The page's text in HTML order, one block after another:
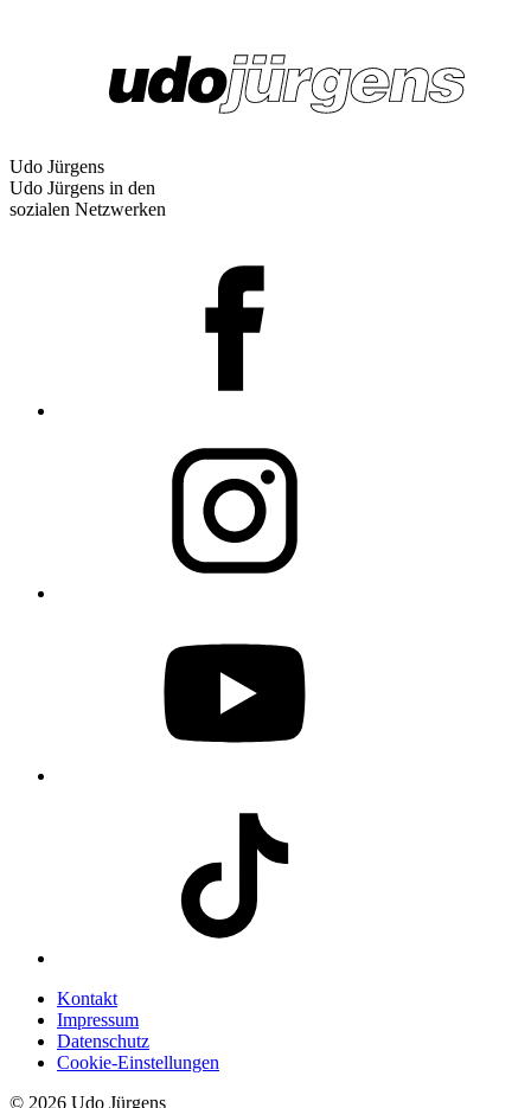
Udo Jürgens
Udo Jürgens in den
sozialen Netzwerken
Kontakt
Impressum
Datenschutz
Cookie-Einstellungen
© 2026 Udo Jürgens